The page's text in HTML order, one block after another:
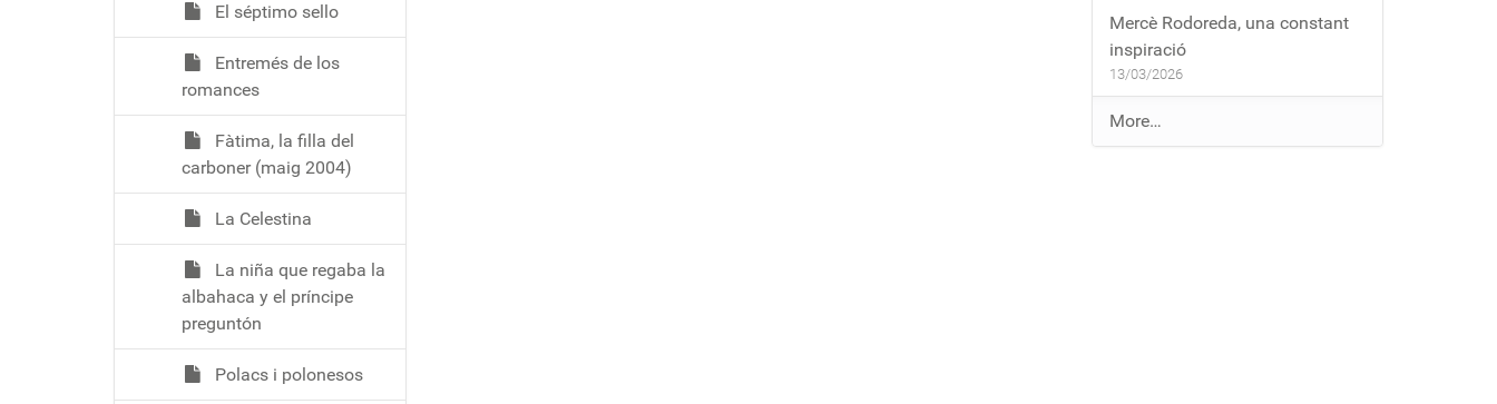
El séptimo sello
Entremés de los
romances
Fàtima, la filla del
carboner (maig 2004)
La Celestina
La niña que regaba la
albahaca y el príncipe
preguntón
Polacs i polonesos
Mercè Rodoreda, una constant
inspiració
13/03/2026
E
n
More…